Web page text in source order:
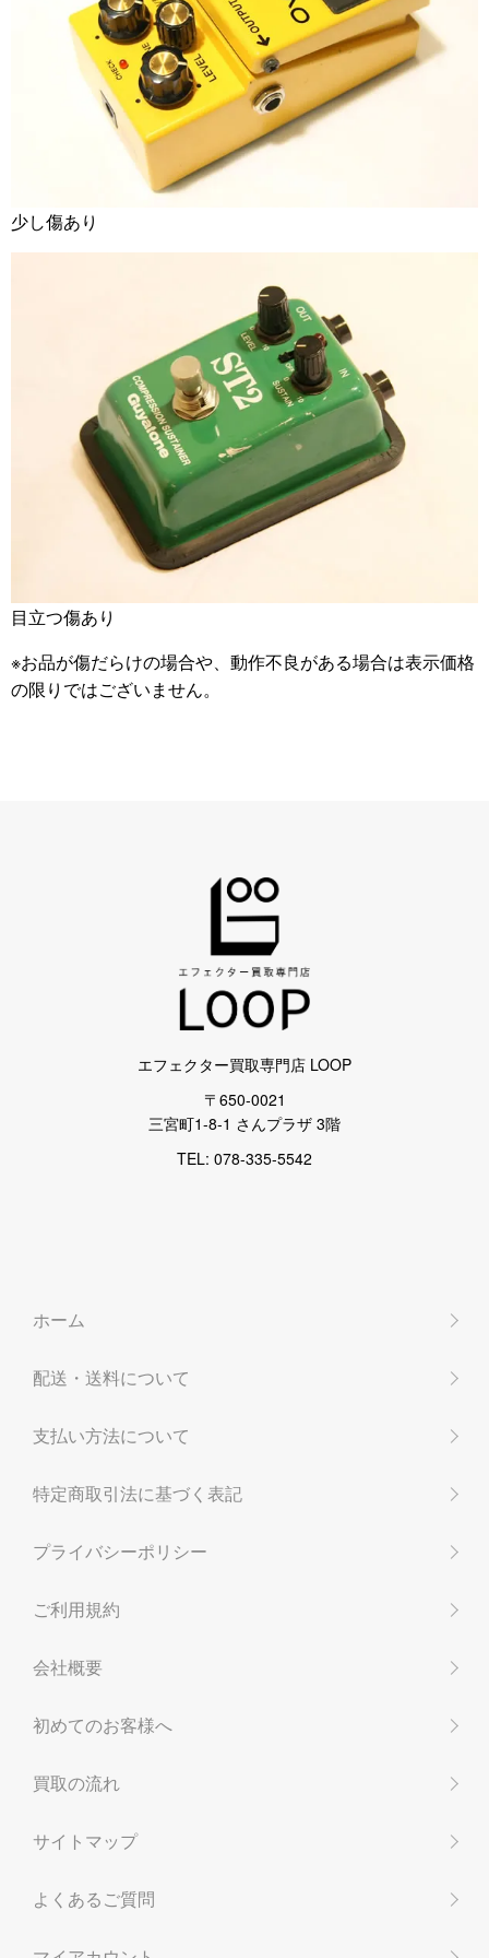
少し傷あり
目立つ傷あり
※お品が傷だらけの場合や、動作不良がある場合は表示価格
の限りではございません。
エフェクター買取専門店 LOOP
〒650-0021
三宮町1-8-1 さんプラザ 3階
TEL: 078-335-5542
ホーム
配送・送料について
支払い方法について
特定商取引法に基づく表記
プライバシーポリシー
ご利用規約
会社概要
初めてのお客様へ
買取の流れ
サイトマップ
よくあるご質問